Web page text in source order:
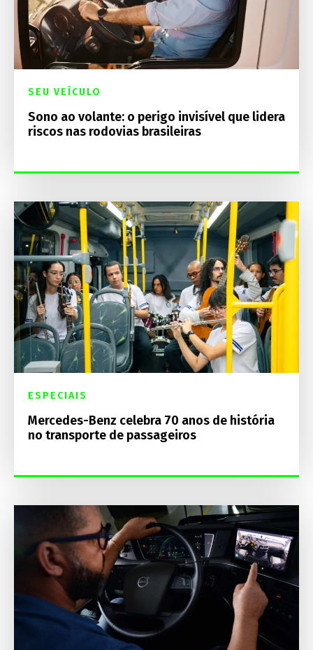
SEU VEÍCULO
Sono ao volante: o perigo invisível que lidera
riscos nas rodovias brasileiras
ESPECIAIS
Mercedes-Benz celebra 70 anos de história
no transporte de passageiros